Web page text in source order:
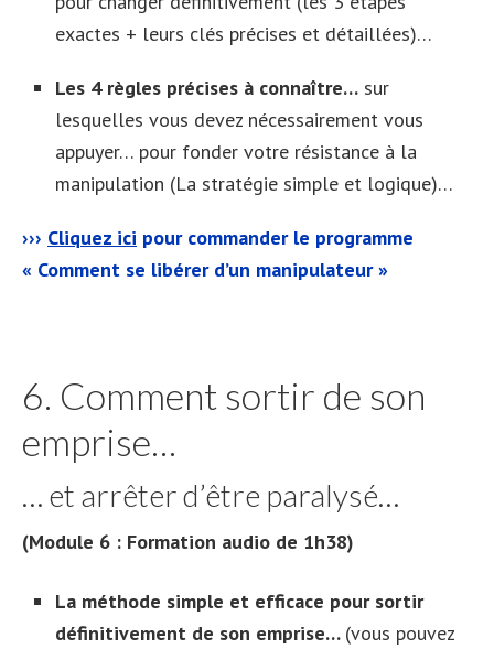
exactes + leurs clés précises et détaillées)…
Les 4 règles précises à connaître… sur
lesquelles vous devez nécessairement vous
appuyer… pour fonder votre résistance à la
manipulation (La stratégie simple et logique)…
››› Cliquez ici pour commander le programme
« Comment se libérer d’un manipulateur »
6. Comment sortir de son
emprise…
… et arrêter d’être paralysé…
(Module 6 : Formation audio de 1h38)
La méthode simple et efficace pour sortir
définitivement de son emprise… (vous pouvez